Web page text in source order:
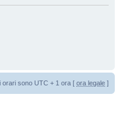
orari sono UTC + 1 ora [ ora legale ]